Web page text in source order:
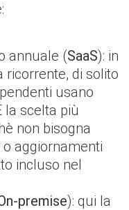
annuale (SaaS): in
ricorrente, di solito
usano
la scelta più
non bisogna
aggiornamenti
incluso nel
premise): qui la